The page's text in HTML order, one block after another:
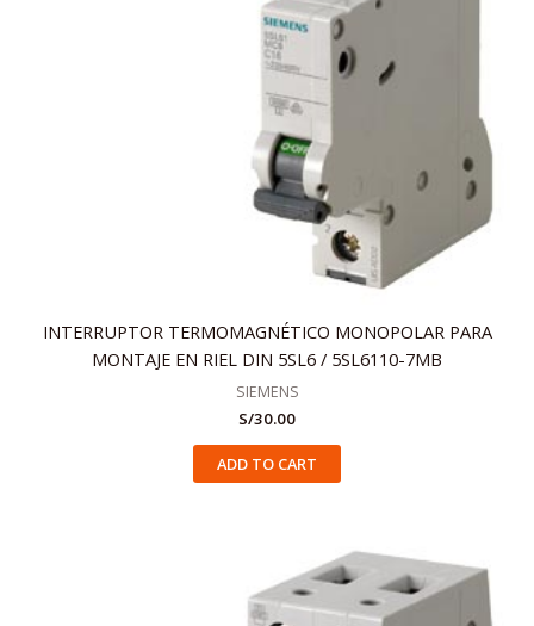
INTERRUPTOR TERMOMAGNÉTICO MONOPOLAR PARA
MONTAJE EN RIEL DIN 5SL6 / 5SL6110-7MB
SIEMENS
S/30.00
ADD TO CART